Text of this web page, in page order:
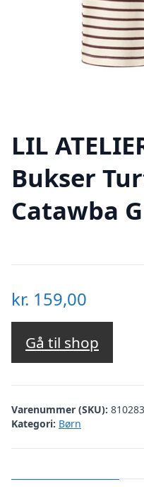
LIL
Bukser
Catawba
kr. 159,00
Gå til shop
Varenummer (SKU):
Kategori: Børn